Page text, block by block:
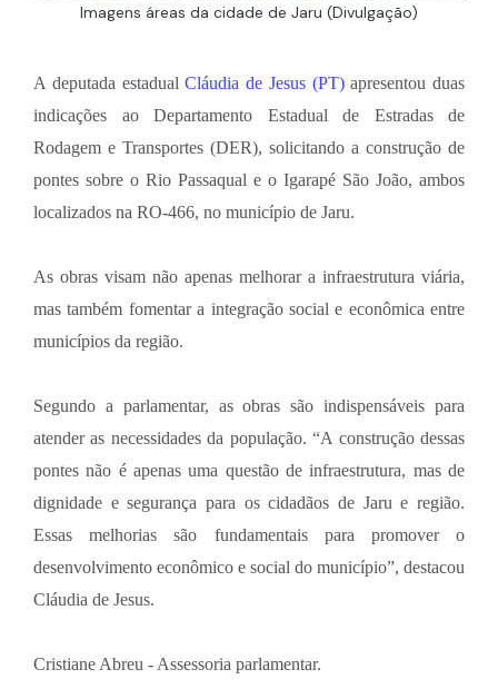
Imagens áreas da cidade de Jaru (Divulgação)
A deputada estadualCláudia de Jesus (PT)apresentou duas
indicações ao Departamento Estadual de Estradas de
Rodagem e Transportes (DER), solicitando a construção de
pontes sobre o Rio Passaqual e o Igarapé São João, ambos
localizados na RO-466, no município de Jaru.
As obras visam não apenas melhorar a infraestrutura viária,
mas também fomentar a integração social e econômica entre
municípios da região.
Segundo a parlamentar, as obras são indispensáveis para
atender as necessidades da população. “A construção dessas
pontes não é apenas uma questão de infraestrutura, mas de
dignidade e segurança para os cidadãos de Jaru e região.
Essas melhorias são fundamentais para promover o
desenvolvimento econômico e social do município”, destacou
Cláudia de Jesus.
Cristiane Abreu - Assessoria parlamentar.